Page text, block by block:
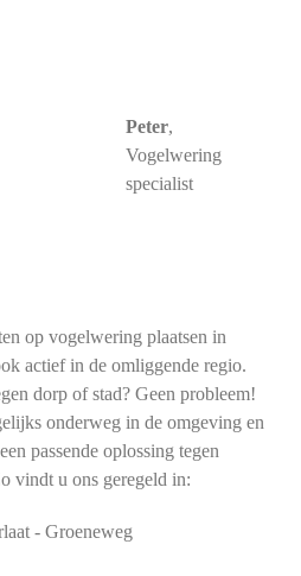
Peter,
Vogelwering
specialist
op vogelwering plaatsen in
actief in de omliggende regio.
dorp of stad? Geen probleem!
onderweg in de omgeving en
passende oplossing tegen
vindt u ons geregeld in:
- Groeneweg